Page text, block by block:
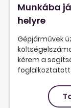
Munkába
helyre
Gépjárművek
kérem a
foglalkoztatott